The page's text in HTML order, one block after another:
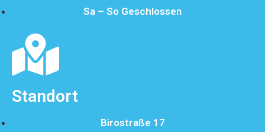
Sa – So Geschlossen
Standort
Birostraße 17